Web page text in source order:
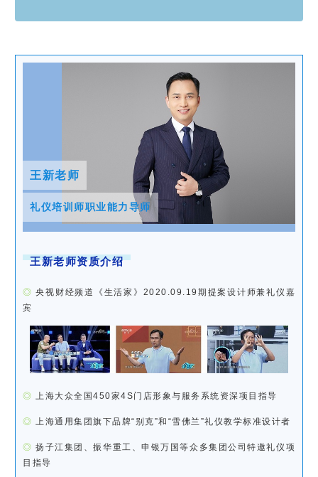
王新老师
礼仪培训师职业能力导师
王新老师资质介绍
◎央视财经频道《生活家》2020.09.19期提案设计师兼礼仪嘉
宾
◎ 上海大众全国450家4S门店形象与服务系统资深项目指导
◎ 上海通用集团旗下品牌“别克”和“雪佛兰”礼仪教学标准设计者
◎扬子江集团、振华重工、申银万国等众多集团公司特邀礼仪项
目指导